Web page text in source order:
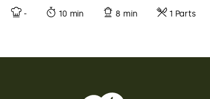
- 10 min 8 min 1 Parts